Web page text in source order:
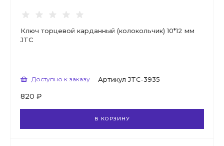
Ключ торцевой карданный (колокольчик) 10*12 мм
JTC
Доступно к заказу Артикул JTC-3935
820 ₽
В КОРЗИНУ